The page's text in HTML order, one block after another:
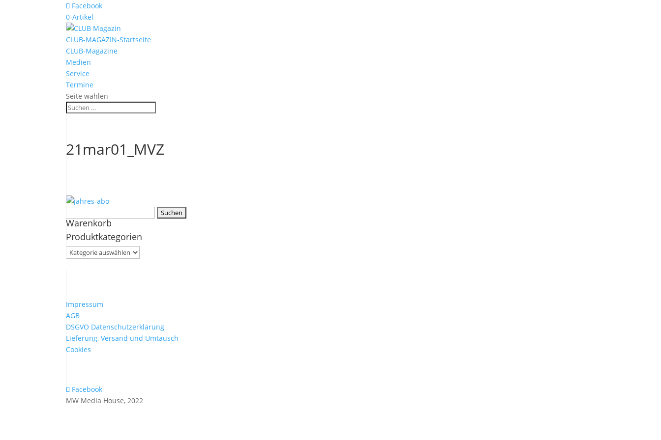
Facebook
0-Artikel
CLUB-MAGAZIN-Startseite
CLUB-Magazine
Medien
Service
Termine
Seite wählen
21mar01_MVZ
nach:
Warenkorb
Produktkategorien
Impressum
AGB
DSGVO Datenschutzerklärung
Lieferung, Versand und Umtausch
Cookies
Facebook
MW Media House, 2022